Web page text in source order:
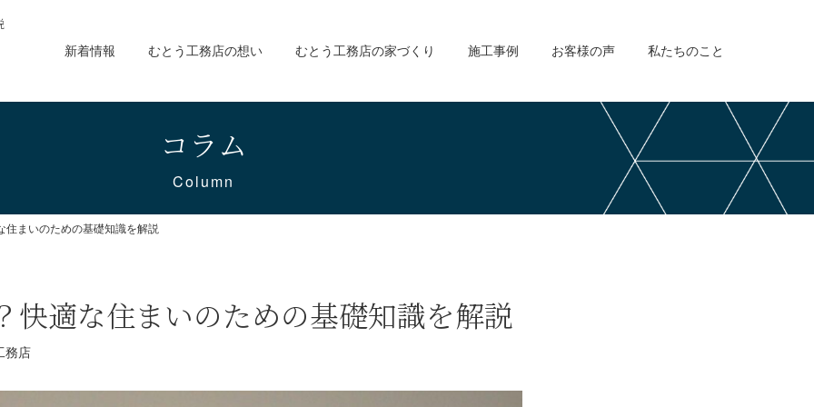
新着情報 むとう工務店の想い むとう工務店の家づくり 施工事例 お客様の声 私たちのこと
コラム
Column
まいのための基礎知識を解説
快適な住まいのための基礎知識を解説
務店